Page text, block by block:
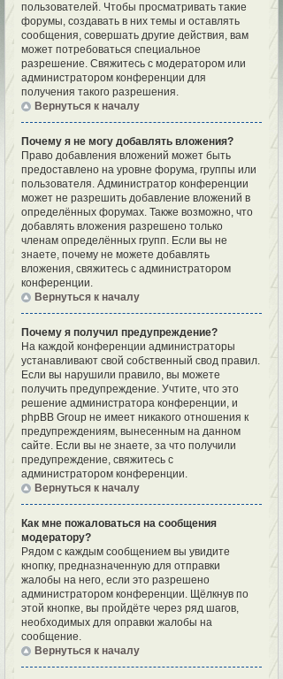
пользователей. Чтобы просматривать такие
форумы, создавать в них темы и оставлять
сообщения, совершать другие действия, вам
может потребоваться специальное
разрешение. Свяжитесь с модератором или
администратором конференции для
получения такого разрешения.
Вернуться к началу
Почему я не могу добавлять вложения?
Право добавления вложений может быть
предоставлено на уровне форума, группы или
пользователя. Администратор конференции
может не разрешить добавление вложений в
определённых форумах. Также возможно, что
добавлять вложения разрешено только
членам определённых групп. Если вы не
знаете, почему не можете добавлять
вложения, свяжитесь с администратором
конференции.
Вернуться к началу
Почему я получил предупреждение?
На каждой конференции администраторы
устанавливают свой собственный свод правил.
Если вы нарушили правило, вы можете
получить предупреждение. Учтите, что это
решение администратора конференции, и
phpBB Group не имеет никакого отношения к
предупреждениям, вынесенным на данном
сайте. Если вы не знаете, за что получили
предупреждение, свяжитесь с
администратором конференции.
Вернуться к началу
Как мне пожаловаться на сообщения
модератору?
Рядом с каждым сообщением вы увидите
кнопку, предназначенную для отправки
жалобы на него, если это разрешено
администратором конференции. Щёлкнув по
этой кнопке, вы пройдёте через ряд шагов,
необходимых для оправки жалобы на
сообщение.
Вернуться к началу